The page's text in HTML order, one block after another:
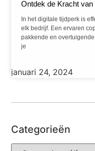
Categorieën
Ontdek de Kracht
In het digitale tijdperk is
elk bedrijf. Een ervaren
pakkende en
je
januari 24, 2024